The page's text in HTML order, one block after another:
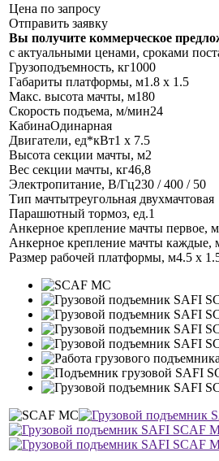
Цена по запросу
Отправить заявку
Вы получите коммерческое
с актуальными ценами, сроками
Грузоподъемность, кг1000
Габариты платформы, м1.8 x 1.5
Макс. высота мачты, м180
Скорость подъема, м/мин24
КабинаОдинарная
Двигатели, ед*кВт1 х 7.5
Высота секции мачты, м2
Вес секции мачты, кг46,8
Электропитание, В/Гц230 / 400 / 50
Тип мачтытреугольная двухмачтовая
Парашютный тормоз, ед.1
Анкерное крепление мачты первое, м
Анкерное крепление мачты каждые,
Размер рабочей платформы, м4.5 x